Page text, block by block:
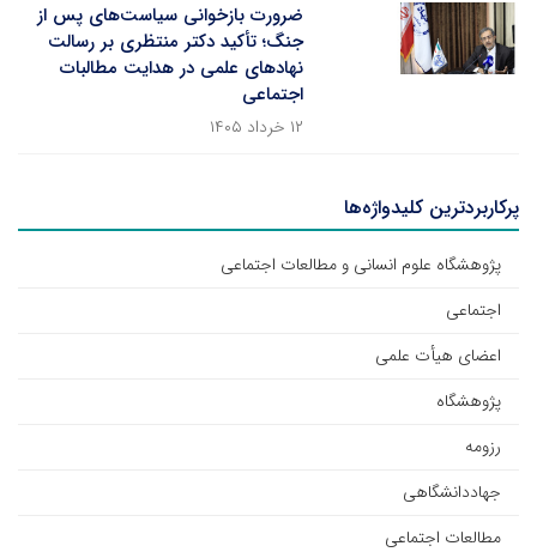
ضرورت بازخوانی سیاست‌های پس از
جنگ؛ تأکید دکتر منتظری بر رسالت
نهادهای علمی در هدایت مطالبات
اجتماعی
۱۲ خرداد ۱۴۰۵
پرکاربردترین کلیدواژه‌ها
پژوهشگاه علوم انسانی و مطالعات اجتماعی
اجتماعی
اعضای هیأت علمی
پژوهشگاه
رزومه
جهاددانشگاهی
مطالعات اجتماعی